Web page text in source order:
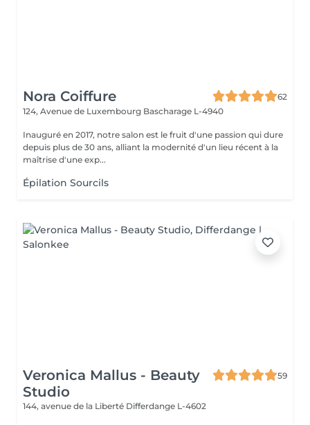
Nora Coiffure
62
124, Avenue de Luxembourg Bascharage L-4940
Inauguré en 2017, notre salon est le fruit d'une passion qui dure
depuis plus de 30 ans, alliant la modernité d'un lieu récent à la
maîtrise d'une exp...
Épilation Sourcils
Veronica Mallus - Beauty
Studio
59
144, avenue de la Liberté Differdange L-4602